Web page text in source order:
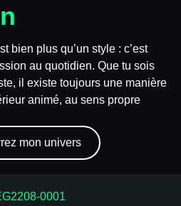
bien plus qu’un style : c’est
au quotidien. Que tu sois
il existe toujours une manière
animé, au sens propre
mon univers
0001